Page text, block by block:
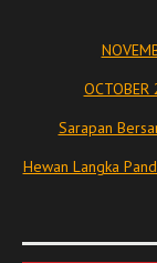
OCTOBER
Sarapan
Hewan Langka